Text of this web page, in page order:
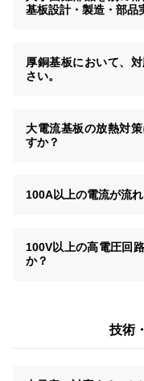
基板設計・製造・部品
厚銅基板において、
さい。
大電流基板の放熱対
すか？
100A以上の電流が流
100V以上の高電圧回
か？
技術